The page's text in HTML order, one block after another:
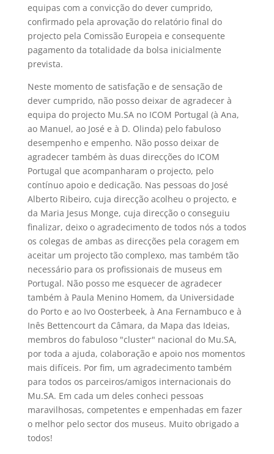
equipas com a convicção do dever cumprido,
confirmado pela aprovação do relatório final do
projecto pela Comissão Europeia e consequente
pagamento da totalidade da bolsa inicialmente
prevista.
Neste momento de satisfação e de sensação de
dever cumprido, não posso deixar de agradecer à
equipa do projecto Mu.SA no ICOM Portugal (à Ana,
ao Manuel, ao José e à D. Olinda) pelo fabuloso
desempenho e empenho. Não posso deixar de
agradecer também às duas direcções do ICOM
Portugal que acompanharam o projecto, pelo
contínuo apoio e dedicação. Nas pessoas do José
Alberto Ribeiro, cuja direcção acolheu o projecto, e
da Maria Jesus Monge, cuja direcção o conseguiu
finalizar, deixo o agradecimento de todos nós a todos
os colegas de ambas as direcções pela coragem em
aceitar um projecto tão complexo, mas também tão
necessário para os profissionais de museus em
Portugal. Não posso me esquecer de agradecer
também à Paula Menino Homem, da Universidade
do Porto e ao Ivo Oosterbeek, à Ana Fernambuco e à
Inês Bettencourt da Câmara, da Mapa das Ideias,
membros do fabuloso "cluster" nacional do Mu.SA,
por toda a ajuda, colaboração e apoio nos momentos
mais difíceis. Por fim, um agradecimento também
para todos os parceiros/amigos internacionais do
Mu.SA. Em cada um deles conheci pessoas
maravilhosas, competentes e empenhadas em fazer
o melhor pelo sector dos museus. Muito obrigado a
todos!